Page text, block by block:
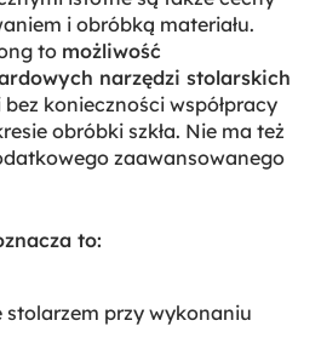
i obróbką materiału.
to możliwość
narzędzi stolarskich
konieczności współpracy
obróbki szkła. Nie ma też
zaawansowanego
to:
stolarzem przy wykonaniu